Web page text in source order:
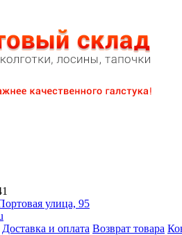
улица, 95
Доставка и оплата Возврат товара